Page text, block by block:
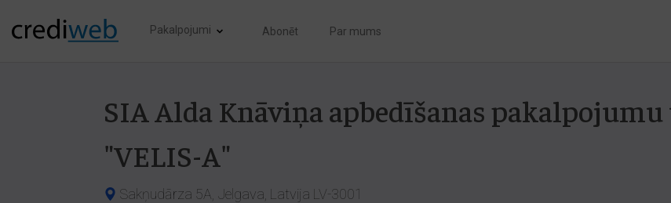
Pakalpojumi Abonēt Par mums
SIA Alda Knāviņa apbedīšanas
"VELIS-A"
Sakņudārza 5A, Jelgava, Latvija LV-3001